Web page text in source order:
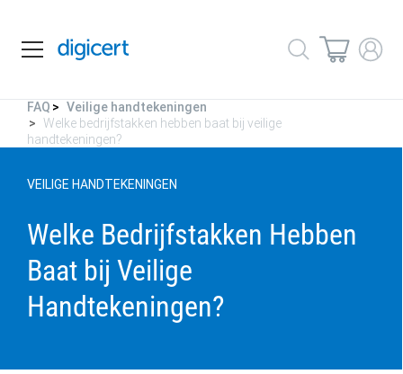
FAQ
Veilige handtekeningen
Welke bedrijfstakken hebben baat bij veilige
handtekeningen?
VEILIGE HANDTEKENINGEN
Welke Bedrijfstakken Hebben
Baat bij Veilige
Handtekeningen?